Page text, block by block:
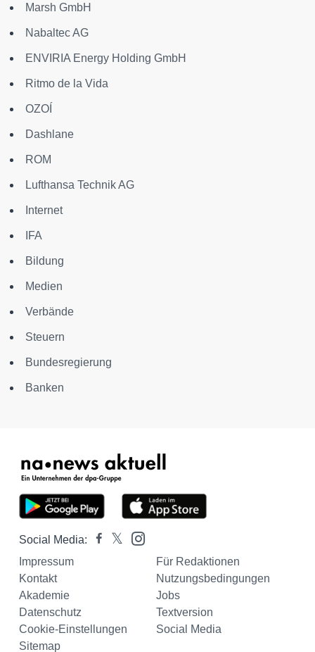
Marsh GmbH
Nabaltec AG
ENVIRIA Energy Holding GmbH
Ritmo de la Vida
OZOÍ
Dashlane
ROM
Lufthansa Technik AG
Internet
IFA
Bildung
Medien
Verbände
Steuern
Bundesregierung
Banken
Social Media:
Impressum
Für Redaktionen
Kontakt
Nutzungsbedingungen
Akademie
Jobs
Datenschutz
Textversion
Cookie-Einstellungen
Social Media
Sitemap